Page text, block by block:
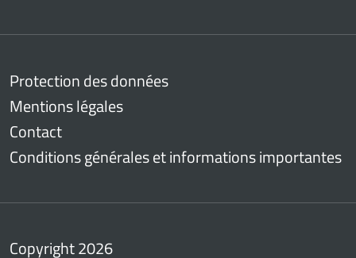
Protection des données
Mentions légales
Contact
Conditions générales et informations importantes
Copyright 2026